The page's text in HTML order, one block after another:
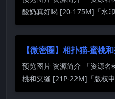
酸奶真好喝 [20-175M]「水
【微密圈】相扑猫-蜜桃
预览图片 资源简介 「资源
桃和夹缝 [21P-22M]「版权